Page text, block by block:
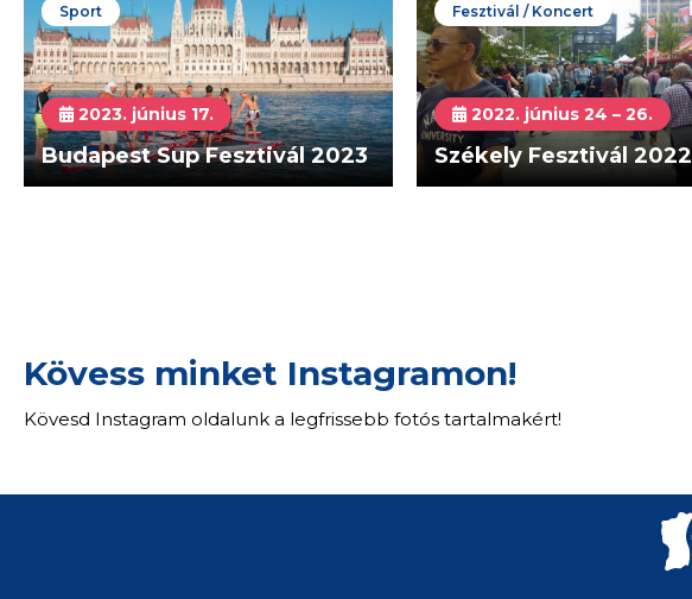
Sport
2023. június 17.
Budapest Sup Fesztivál 2023
Fesztivál / Koncert
2022. június 24 – 26.
Székely Fesztivál 2022
Kövess minket Instagramon!
Kövesd Instagram oldalunk a legfrissebb fotós tartalmakért!